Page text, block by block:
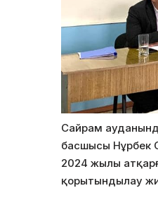
Сайрам
басшысы Нұрбек
2024 жылы
қорытындылау